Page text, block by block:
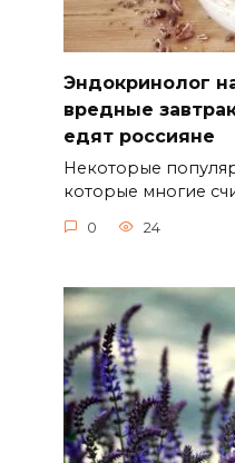
Эндокринолог
вредные
едят россияне
Некоторые
которые многие
0 24